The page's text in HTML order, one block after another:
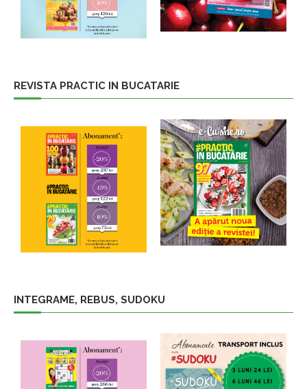
REVISTA PRACTIC IN BUCATARIE
INTEGRAME, REBUS, SUDOKU